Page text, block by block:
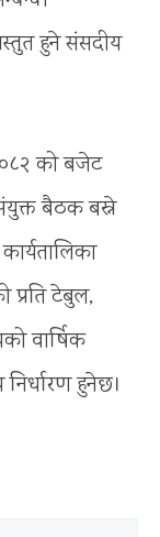
हुने संसदीय
को बजेट
बैठक बस्ने
प्रति टेबुल,
वार्षिक
हुनेछ।